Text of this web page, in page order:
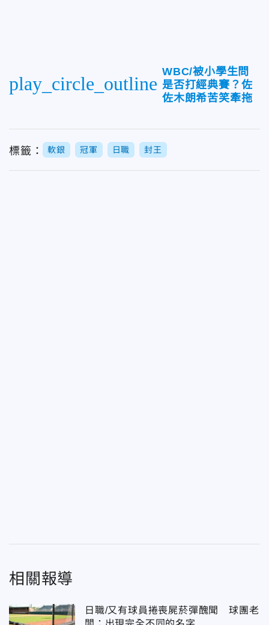
play_circle_outline
WBC/被小學生問
是否打經典賽？佐
佐木朗希苦笑牽拖
標籤： 軟銀 冠軍 日職 封王
相關報導
日職/又有球員捲喪屍菸彈醜聞 球團老